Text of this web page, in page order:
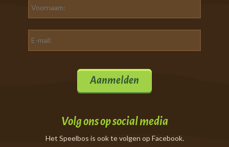
Aanmelden
Volg ons op social media
Het Speelbos is ook te volgen op Facebook.